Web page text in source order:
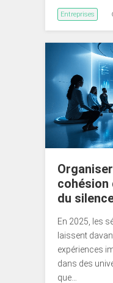
Entreprises
cohésion
du
En 2025, les
laissent
expériences
dans des
que…